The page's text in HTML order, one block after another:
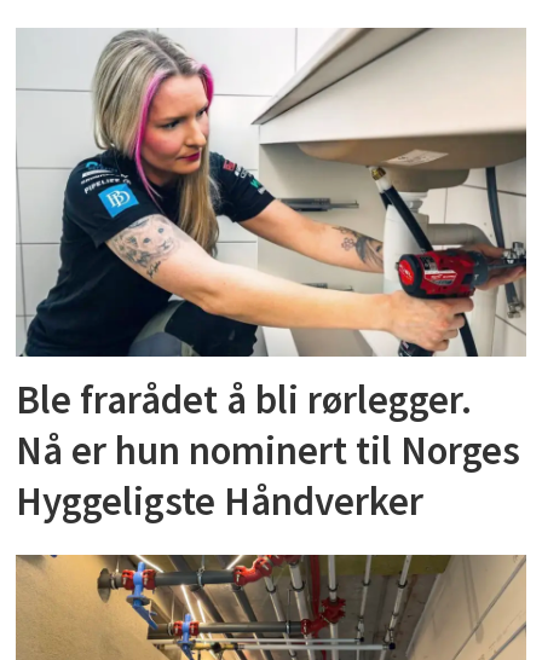
Ble frarådet å bli rørlegger.
Nå er hun nominert til Norges
Hyggeligste Håndverker